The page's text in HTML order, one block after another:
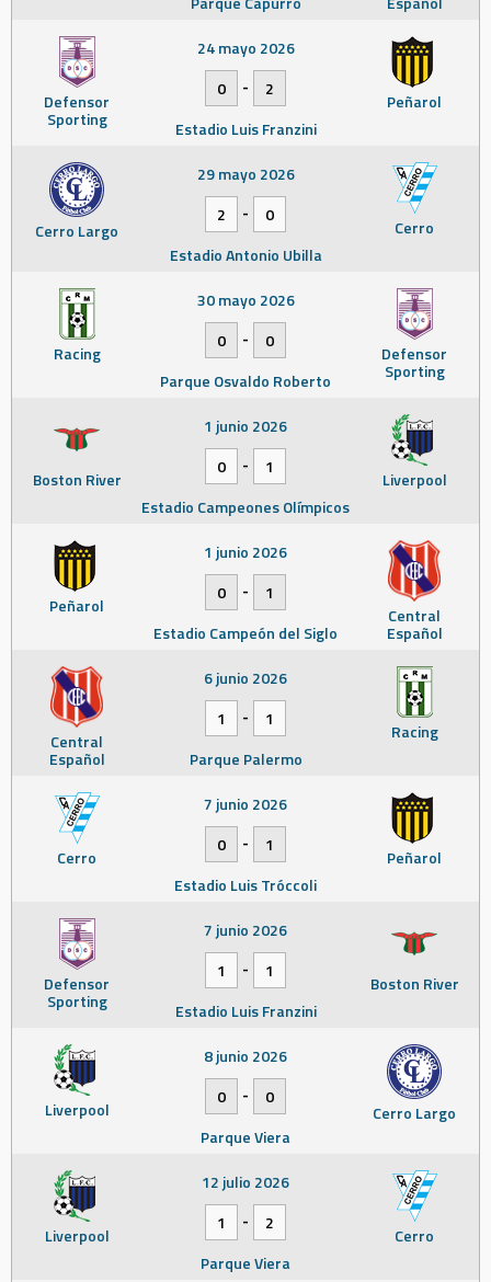
Defensor
Sporting
Peñarol
24 mayo 2026
0
-
2
Estadio Luis Franzini
Cerro Largo Cerro
29 mayo 2026
2
-
0
Estadio Antonio Ubilla
Racing Defensor
Sporting
30 mayo 2026
0
-
0
Parque Osvaldo Roberto
Boston River Liverpool
1 junio 2026
0
-
1
Estadio Campeones Olímpicos
Peñarol Central
Español
1 junio 2026
0
-
1
Estadio Campeón del Siglo
Central
Español
Racing
6 junio 2026
1
-
1
Parque Palermo
Cerro Peñarol
7 junio 2026
0
-
1
Estadio Luis Tróccoli
Defensor
Sporting
Boston River
7 junio 2026
1
-
1
Estadio Luis Franzini
Liverpool Cerro Largo
8 junio 2026
0
-
0
Parque Viera
Liverpool Cerro
12 julio 2026
1
-
2
Parque Viera